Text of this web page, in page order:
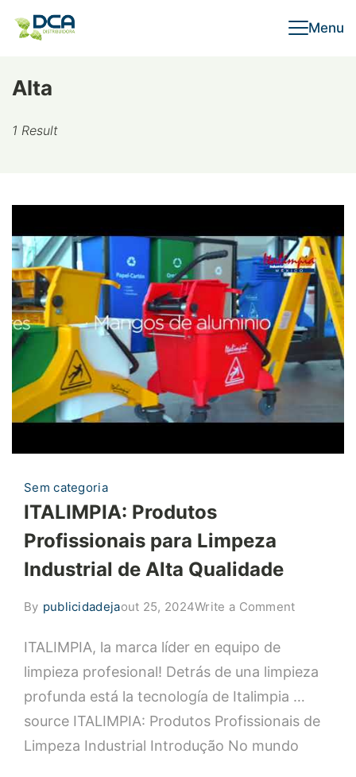
Menu
Alta
1 Result
Sem categoria
ITALIMPIA: Produtos
Profissionais para Limpeza
Industrial de Alta Qualidade
By publicidadejaout 25, 2024Write a Commenton
Industrial
de
ITALIMPIA, la marca líder en equipo de
limpieza profesional! Detrás de una limpieza
profunda está la tecnología de Italimpia …
source ITALIMPIA: Produtos Profissionais de
Limpeza Industrial Introdução No mundo